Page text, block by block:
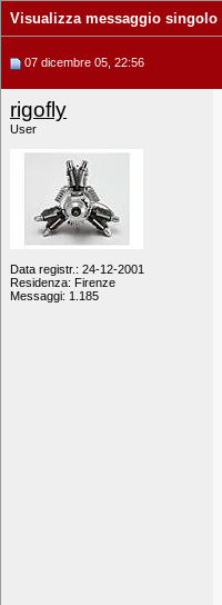
Visualizza messaggio singolo
07 dicembre 05, 22:56
rigofly
User
Data registr.: 24-12-2001
Residenza: Firenze
Messaggi: 1.185